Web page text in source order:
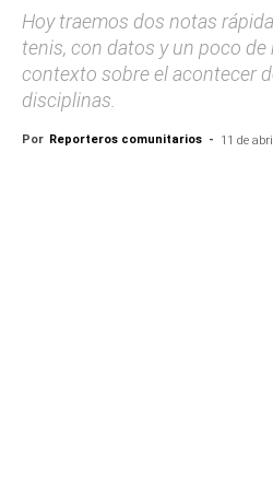
Hoy traemos dos notas
tenis, con datos y un poco
contexto sobre el acontecer
disciplinas.
Por Reporteros comunitarios - 11 de